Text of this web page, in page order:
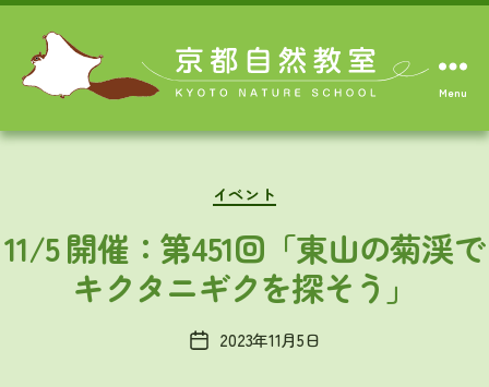
Menu
Categories
イベント
11/5 開催：第451回「東山の菊渓で
キクタニギクを探そう」
Post2023年11月5日